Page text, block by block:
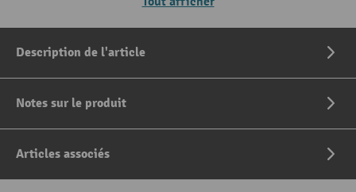
Description de l'article
Notes sur le produit
Articles associés